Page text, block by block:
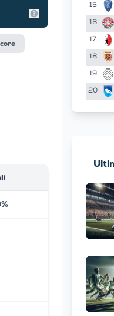
Mostra informazioni
15
16
17
18
19
20